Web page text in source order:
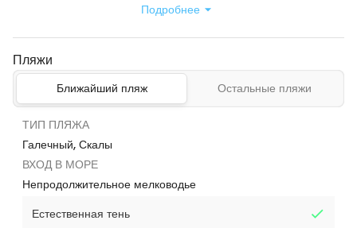
Подробнее
Пляжи
Ближайший пляж Остальные пляжи
ТИП ПЛЯЖА
Галечный, Скалы
ВХОД В МОРЕ
Непродолжительное мелководье
Естественная тень